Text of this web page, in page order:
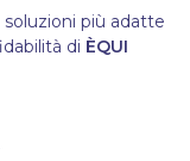
soluzioni più adatte
di ÈQUI